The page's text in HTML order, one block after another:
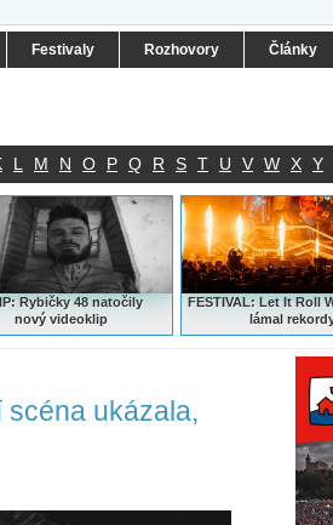
Festivaly Rozhovory Články
L M N O P Q R S T U V W X Y
Rybičky 48 natočily
nový videoklip
FESTIVAL: Let It Roll
lámal
ukázala,